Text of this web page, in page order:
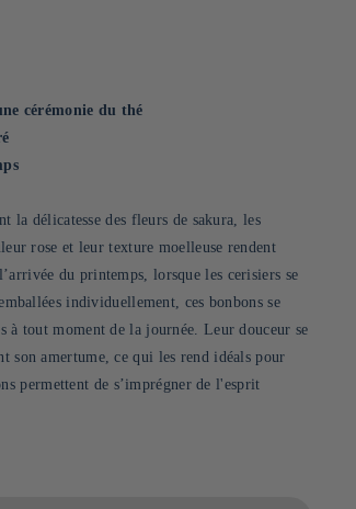
cérémonie du thé
la délicatesse des fleurs de sakura, les
rose et leur texture moelleuse rendent
du printemps, lorsque les cerisiers se
individuellement, ces bonbons se
à tout moment de la journée. Leur douceur se
son amertume, ce qui les rend idéals pour
permettent de s’imprégner de l'esprit